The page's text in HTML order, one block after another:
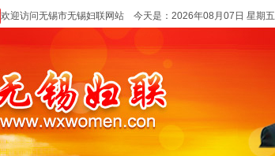
欢迎访问无锡市无锡妇联网站 今天是： 2026年08月07日 星期五